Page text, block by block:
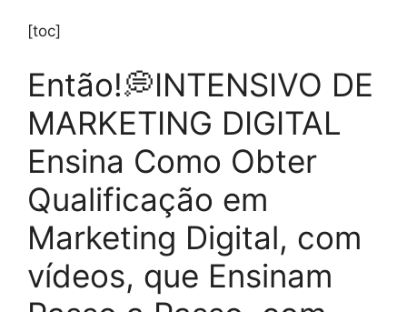
[toc]
Então!💭INTENSIVO DE
MARKETING DIGITAL
Ensina Como Obter
Qualificação em
Marketing Digital, com
vídeos, que Ensinam